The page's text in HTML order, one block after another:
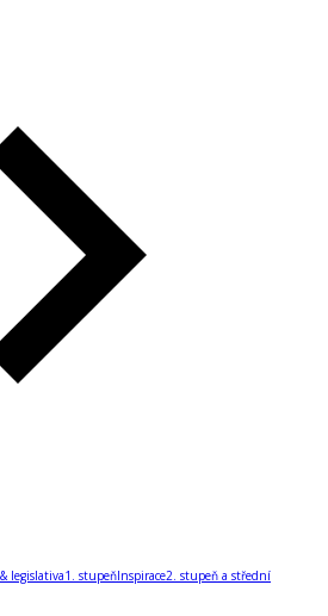
legislativa1. stupeňInspirace2. stupeň a střední